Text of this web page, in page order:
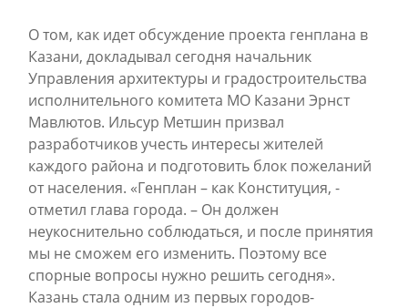
О том, как идет обсуждение проекта генплана в
Казани, докладывал сегодня начальник
Управления архитектуры и градостроительства
исполнительного комитета МО Казани Эрнст
Мавлютов. Ильсур Метшин призвал
разработчиков учесть интересы жителей
каждого района и подготовить блок пожеланий
от населения. «Генплан – как Конституция, -
отметил глава города. – Он должен
неукоснительно соблюдаться, и после принятия
мы не сможем его изменить. Поэтому все
спорные вопросы нужно решить сегодня».
Казань стала одним из первых городов-